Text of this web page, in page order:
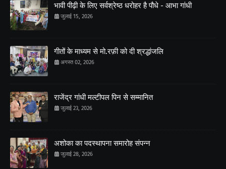
भावी पीढ़ी के लिए सर्वश्रेष्ठ धरोहर है पौधे - आभा गांधी
जुलाई 15, 2026
गीतों के माध्यम से मो.रफ़ी को दी श्रद्धांजलि
अगस्त 02, 2026
राजेंद्र गांधी मल्टीपल पिन से सम्मानित
जुलाई 23, 2026
अशोका का पदस्थापना समारोह संपन्न
जुलाई 28, 2026